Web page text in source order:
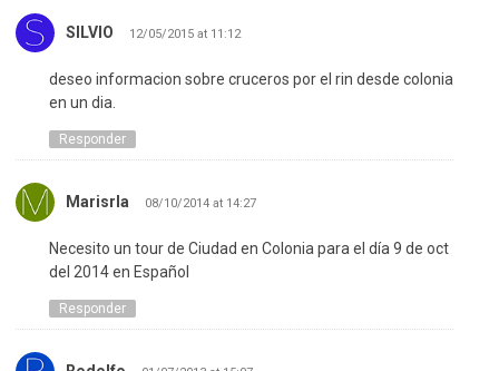
SILVIO 12/05/2015 at 11:12
deseo informacion sobre cruceros por el rin desde colonia
en un dia.
Responder
Marisrla 08/10/2014 at 14:27
Necesito un tour de Ciudad en Colonia para el día 9 de oct
del 2014 en Español
Responder